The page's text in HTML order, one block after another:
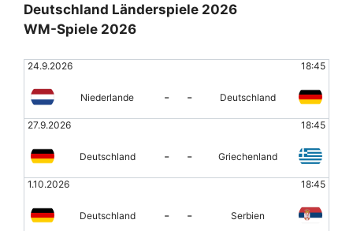
Deutschland Länderspiele 2026
WM-Spiele 2026
24.9.2026 18:45
Niederlande - - Deutschland
27.9.2026 18:45
Deutschland - - Griechenland
1.10.2026 18:45
Deutschland - - Serbien